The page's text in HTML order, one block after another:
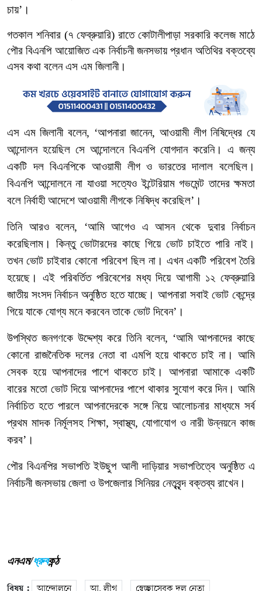
চায়’।
গতকাল শনিবার(৭ ফেব্রুয়ারি) রাতে কোটালীপাড়া সরকারি কলেজ মাঠে
পৌর বিএনপি আয়োজিত এক নির্বাচনী জনসভায় প্রধান অতিথির বক্তব্যে
এসব কথা বলেনএস এম জিলানী।
এস এম জিলানী বলেন, ‘আপনারা জানেন,আওয়ামী লীগ নিষিদ্ধের যে
আন্দোলন হয়েছিল সে আন্দোলনে বিএনপি যোগদান করেনি। এ জন্য
একটি দল বিএনপিকে আওয়ামী লীগ ও ভারতের দালাল বলেছিল।
বিএনপি আন্দোলনে না যাওয়া সত্যেও ইন্টেরিয়াম গভমেন্ট তাদের ক্ষমতা
বলে নির্বাহী আদেশে আওয়ামী লীগকে নিষিদ্ধ করেছিল’।
তিনি আরও বলেন, ‘আমি আগেও এ আসন থেকে দুবার নির্বাচন
করেছিলাম। কিন্তু ভোটারদের কাছে গিয়ে ভোট চাইতে পারি নাই।
তখন ভোট চাইবার কোনো পরিবেশ ছিল না। এখন একটি পরিবেশ তৈরি
হয়েছে।
এই পরিবর্তিত পরিবেশের মধ্য দিয়ে আগামী ১২ ফেব্রুয়ারি
জাতীয় সংসদ নির্বাচন অনুষ্ঠিত হতে যাচ্ছে। আপনারা সবাই ভোট কেন্দ্রে
গিয়ে যাকে যোগ্য মনে করবেন তাকে ভোট দিবেন’।
উপস্থিত জনগণকে উদ্দেশ্য করে তিনি বলেন, ‘আমি আপনাদের কাছে
কোনো রাজনৈতিক দলের নেতা বা এমপি হয়ে থাকতে চাই না। আমি
সেবক হয়ে আপনাদের পাশে থাকতে চাই। আপনারা আমাকে একটি
বারের মতো ভোট দিয়ে আপনাদের পাশে থাকার সুযোগ করে দিন। আমি
নির্বাচিত হতে পারলে আপনাদেরকে সঙ্গে নিয়ে আলোচনার মাধ্যমে সর্ব
প্রথম মাদক নির্মূলসহ শিক্ষা,স্বাস্থ্য, যোগাযোগ ও নারী উন্নয়নে কাজ
করব’।
পৌর বিএনপির সভাপতি ইউছুপ আলী দাড়িয়ার সভাপতিত্বে অনুষ্ঠিত এ
নির্বাচনী জনসভায় জেলা ও উপজেলার সিনিয়র নেতৃবৃন্দ বক্তব্য রাখেন।
এনএম/ধ্রুবকন্ঠ